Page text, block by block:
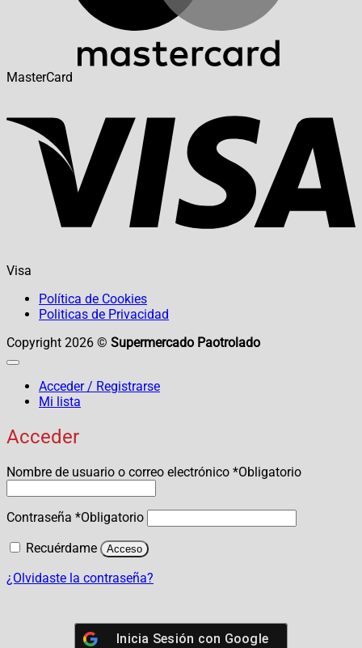
MasterCard
Visa
Política de Cookies
Politicas de Privacidad
Copyright 2026 © Supermercado Paotrolado
Acceder / Registrarse
Mi lista
Acceder
Nombre de usuario o correo electrónico *Obligatorio
Contraseña *Obligatorio
Recuérdame
Acceso
¿Olvidaste la contraseña?
Inicia Sesión con Google